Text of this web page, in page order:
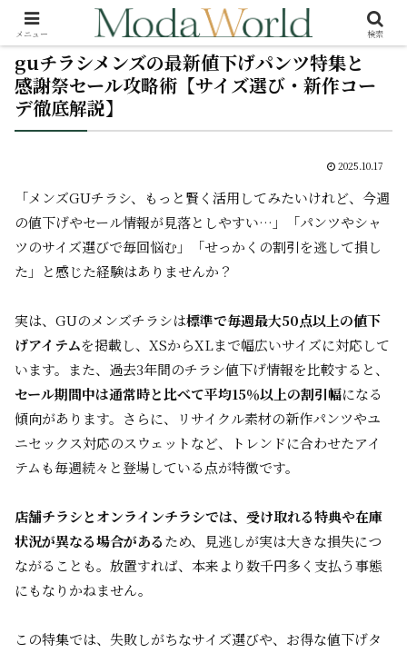
guチラシメンズの最新値下げパンツ特集と
感謝祭セール攻略術【サイズ選び・新作コー
デ徹底解説】
2025.10.17
「メンズGUチラシ、もっと賢く活用してみたいけれど、今週
の値下げやセール情報が見落としやすい…」「パンツやシャ
ツのサイズ選びで毎回悩む」「せっかくの割引を逃して損し
た」と感じた経験はありませんか？
実は、GUのメンズチラシは標準で毎週最大50点以上の値下
げアイテムを掲載し、XSからXLまで幅広いサイズに対応して
います。また、過去3年間のチラシ値下げ情報を比較すると、
セール期間中は通常時と比べて平均15％以上の割引幅になる
傾向があります。さらに、リサイクル素材の新作パンツやユ
ニセックス対応のスウェットなど、トレンドに合わせたアイ
テムも毎週続々と登場している点が特徴です。
店舗チラシとオンラインチラシでは、受け取れる特典や在庫
状況が異なる場合があるため、見逃しが実は大きな損失につ
ながることも。放置すれば、本来より数千円多く支払う事態
にもなりかねません。
この特集では、失敗しがちなサイズ選びや、お得な値下げタ
メニュー 検索